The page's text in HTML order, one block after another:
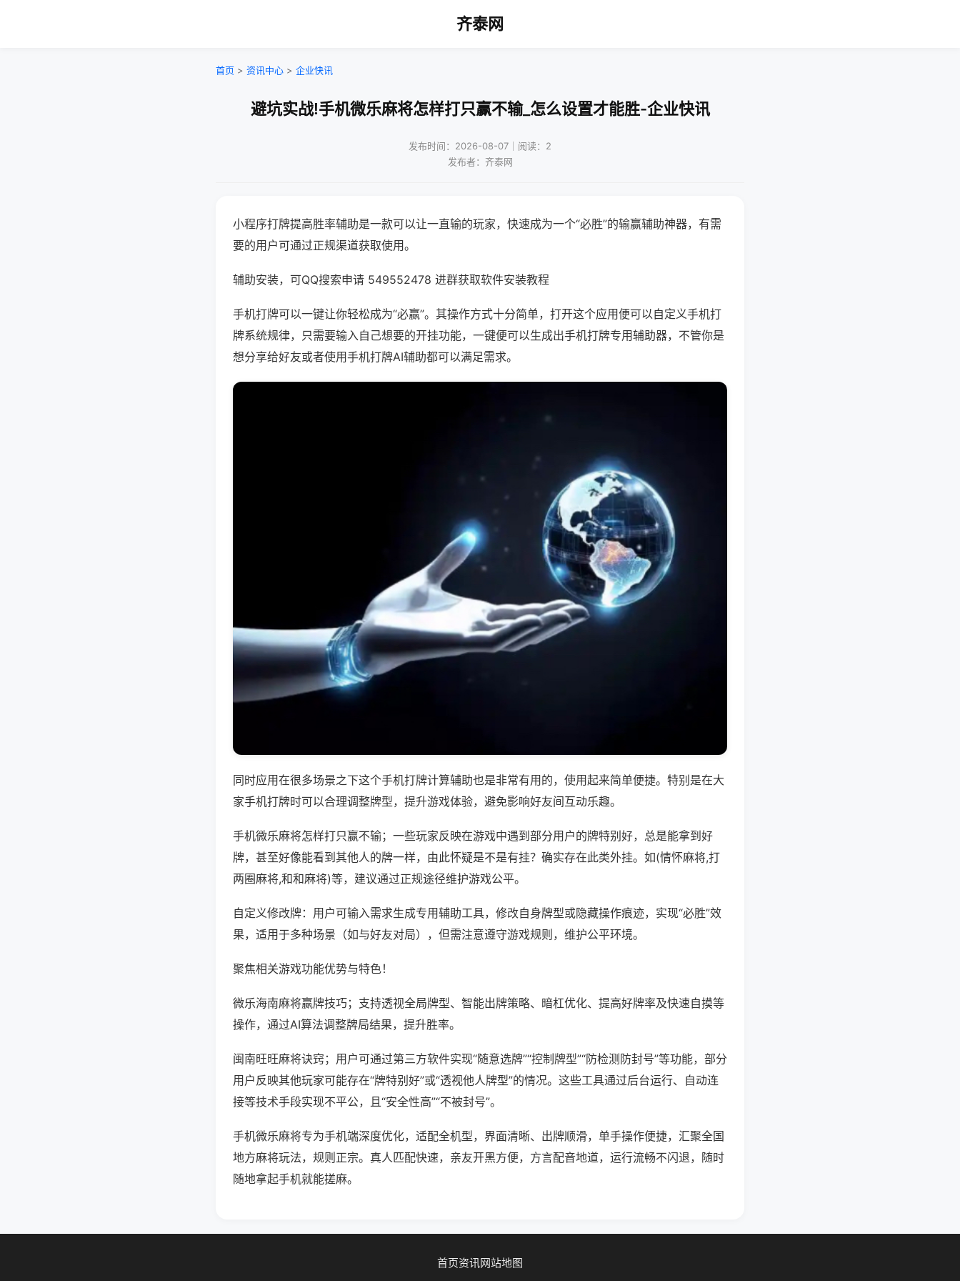
齐泰网
首页 > 资讯中心 > 企业快讯
避坑实战!手机微乐麻将怎样打只赢不输_怎么设置才能胜-企业快讯
发布时间：2026-08-07｜阅读：2
发布者：齐泰网
小程序打牌提高胜率辅助是一款可以让一直输的玩家，快速成为一个“必胜”的输赢辅助神器，有需
要的用户可通过正规渠道获取使用。
辅助安装，可QQ搜索申请 549552478 进群获取软件安装教程
手机打牌可以一键让你轻松成为“必赢”。其操作方式十分简单，打开这个应用便可以自定义手机打
牌系统规律，只需要输入自己想要的开挂功能，一键便可以生成出手机打牌专用辅助器，不管你是
想分享给好友或者使用手机打牌AI辅助都可以满足需求。
同时应用在很多场景之下这个手机打牌计算辅助也是非常有用的，使用起来简单便捷。特别是在大
家手机打牌时可以合理调整牌型，提升游戏体验，避免影响好友间互动乐趣。
手机微乐麻将怎样打只赢不输；一些玩家反映在游戏中遇到部分用户的牌特别好，总是能拿到好
牌，甚至好像能看到其他人的牌一样，由此怀疑是不是有挂？确实存在此类外挂。如(情怀麻将,打
两圈麻将,和和麻将)等，建议通过正规途径维护游戏公平。
自定义修改牌：用户可输入需求生成专用辅助工具，修改自身牌型或隐藏操作痕迹，实现“必胜”效
果，适用于多种场景（如与好友对局），但需注意遵守游戏规则，维护公平环境。
聚焦相关游戏功能优势与特色！
微乐海南麻将赢牌技巧；支持透视全局牌型、智能出牌策略、暗杠优化、提高好牌率及快速自摸等
操作，通过AI算法调整牌局结果，提升胜率。
闽南旺旺麻将诀窍；用户可通过第三方软件实现“随意选牌”“控制牌型”“防检测防封号”等功能，部分
用户反映其他玩家可能存在“牌特别好”或“透视他人牌型”的情况。这些工具通过后台运行、自动连
接等技术手段实现不平公，且“安全性高”“不被封号”。
手机微乐麻将专为手机端深度优化，适配全机型，界面清晰、出牌顺滑，单手操作便捷，汇聚全国
地方麻将玩法，规则正宗。真人匹配快速，亲友开黑方便，方言配音地道，运行流畅不闪退，随时
随地拿起手机就能搓麻。
首页资讯网站地图